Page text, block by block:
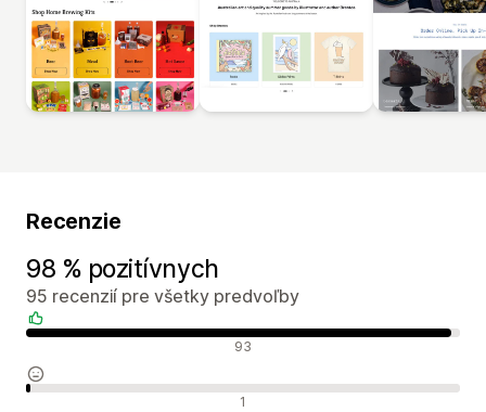
Recenzie
98 % pozitívnych
95 recenzií pre všetky predvoľby
Pozitívne recenzie 93
Neutrálne recenzie 1